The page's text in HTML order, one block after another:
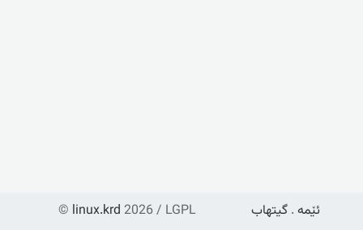
© linux.krd 2026 / LGPL ئێمە . گیتهاب